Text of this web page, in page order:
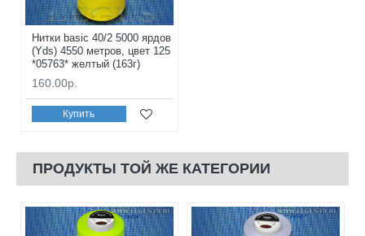
Нитки basic 40/2 5000 ярдов
(Yds) 4550 метров, цвет 125
*05763* желтый (163г)
160.00р.
Купить
ПРОДУКТЫ ТОЙ ЖЕ КАТЕГОРИИ